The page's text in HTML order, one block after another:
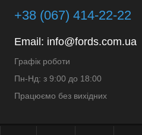
+38 (067) 414-22-22
Email: info@fords.com.ua
Графік роботи
Пн-Нд: з 9:00 до 18:00
Працюємо без вихідних